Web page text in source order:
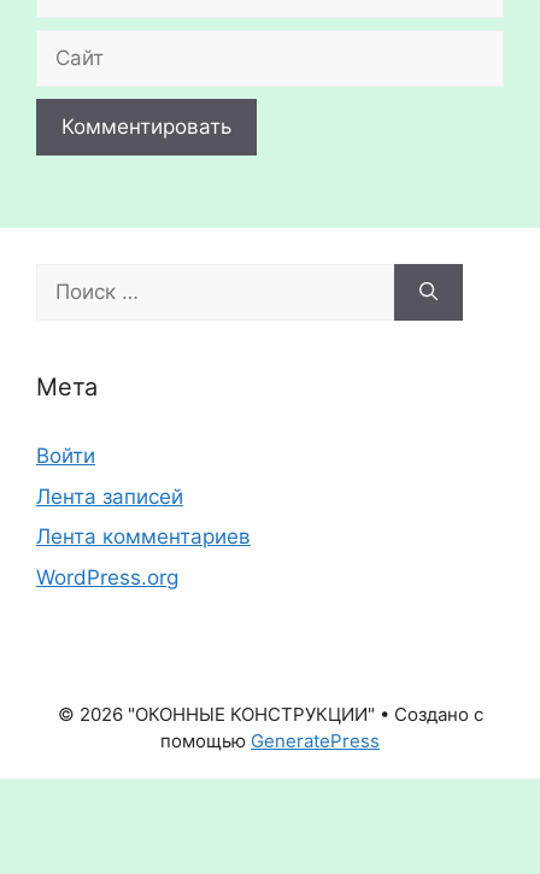
Сайт
Поиск:
Мета
Войти
Лента записей
Лента комментариев
WordPress.org
© 2026 "ОКОННЫЕ КОНСТРУКЦИИ" • Создано с
помощью GeneratePress